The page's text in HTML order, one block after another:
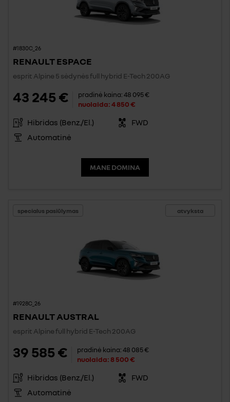
#1830C_26
RENAULT ESPACE
esprit Alpine 5 sėdynės full hybrid E-Tech 200AG
43 245 € pradinė kaina:48 095 €
nuolaida:4 850 €
Hibridas (Benz./El.)
FWD
Automatinė
MANE DOMINA
atvyksta
specialus pasiūlymas
#1928C_26
RENAULT AUSTRAL
esprit Alpine full hybrid E-Tech 200AG
39 585 € pradinė kaina:48 085 €
nuolaida:8 500 €
Hibridas (Benz./El.)
FWD
Automatinė